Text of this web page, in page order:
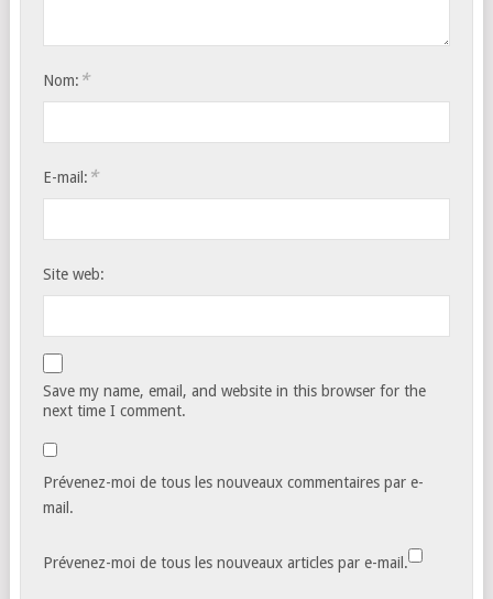
Nom: *
E-mail: *
Site web:
Save my name, email, and website in this browser for the
next time I comment.
Prévenez-moi de tous les nouveaux commentaires par e-
mail.
Prévenez-moi de tous les nouveaux articles par e-mail.